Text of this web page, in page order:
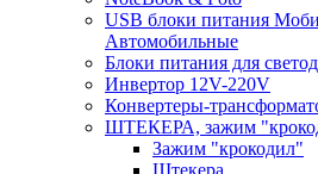
USB блоки питания
Автомобильные
Блоки питания для
Инвертор 12V-220V
Конвертеры-
ШТЕКЕРА, зажим
Зажим "крокодил"
Штекера